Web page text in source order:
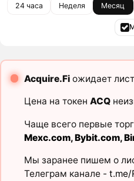
24 часа Неделя Месяц
Acquire.Fiожидает
Цена на токен ACQ
Чаще всего первые
Mexc.com,Bybit.com,
Мы заранее пишем о
Телеграм канале - t.me/